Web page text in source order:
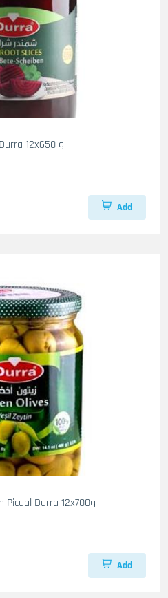
12x650 g
Add
Picual Durra 12x700g
Add